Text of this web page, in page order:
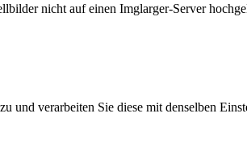
nicht auf einen Imglarger-Server
und verarbeiten Sie diese mit denselben